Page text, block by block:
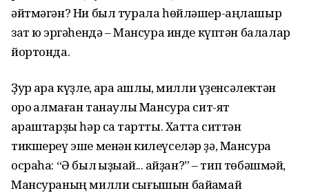
әйтмәгән? Ни был турала һөйләшер-аңлашыр
зат юҡ эргәһендә – Мансура инде күптән балалар
йортонда.
Ҙур ҡара күҙле, ҡара ҡашлы, милли үҙенсәлектән
ҡоро ҡалмаған танаулы Мансура сит-ят
ҡараштарҙы һәр саҡ тартты. Хатта ситтән
тикшереү эше менән килеүселәр ҙә, Мансура
осраһа: “Ә был ҡыҙыҡай... ҡайҙан?” – тип төбәшмәй,
Мансураның милли сығышын байҡамай